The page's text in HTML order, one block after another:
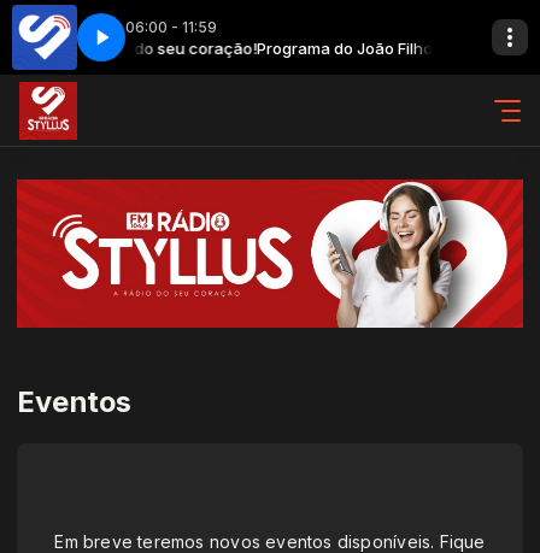
06:00 - 11:59
com A Rádio do seu coração!Programa do João Filho com A Rádio
- Anjo Da Madrugada Cleiton & Camargo - Anjo Da Madrugada
Eventos
Em breve teremos novos eventos disponíveis. Fique